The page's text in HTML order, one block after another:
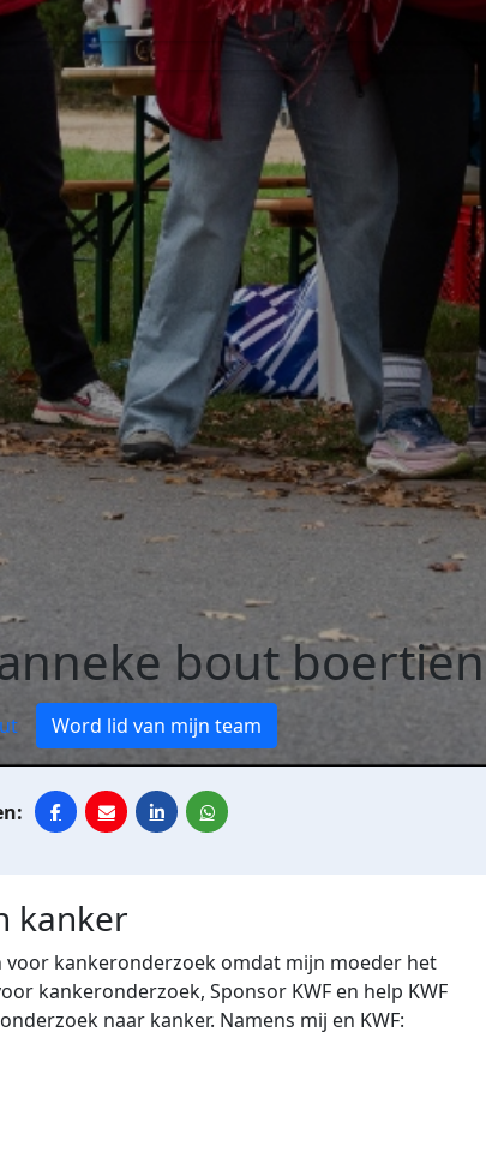
bout boertien
Word lid van mijn team
kanker
kankeronderzoek omdat mijn moeder het
kankeronderzoek, Sponsor KWF en help KWF
naar kanker. Namens mij en KWF: